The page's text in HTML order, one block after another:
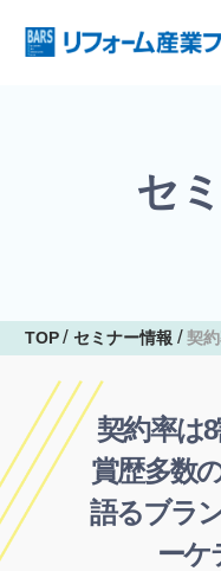
セ
TOP セミナー情報 契
契約率は
賞歴多数
語るブラ
ーケ